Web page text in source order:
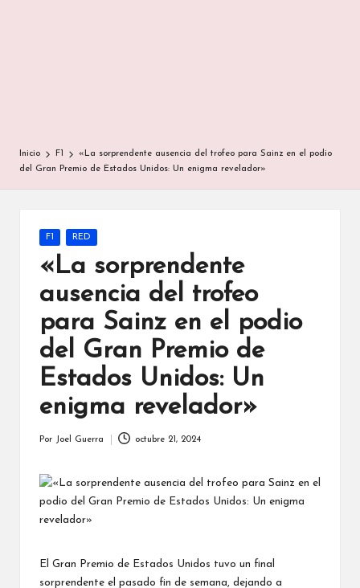
Inicio F1
«La sorprendente ausencia del trofeo para Sainz en el podio
del Gran Premio de Estados Unidos: Un enigma revelador»
Publicada
F1 RED
«La sorprendente
ausencia del trofeo
para Sainz en el podio
del Gran Premio de
Estados Unidos: Un
enigma revelador»
Por Joel Guerra octubre 21, 2024
El Gran Premio de Estados Unidos tuvo un final
sorprendente el pasado fin de semana, dejando a